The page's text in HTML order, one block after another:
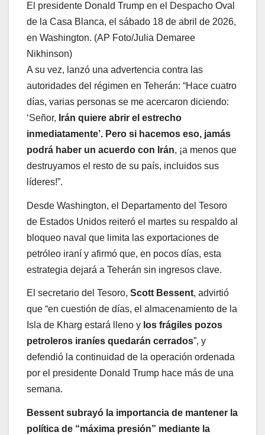
El presidente Donald Trump en el Despacho Oval
de la Casa Blanca, el sábado 18 de abril de 2026,
en Washington. (AP Foto/Julia Demaree
Nikhinson)
A su vez, lanzó una advertencia contra las
autoridades del régimen en Teherán: “Hace cuatro
días, varias personas se me acercaron diciendo:
‘Señor, Irán quiere abrir el estrecho
inmediatamente’. Pero si hacemos eso, jamás
podrá haber un acuerdo con Irán, ¡a menos que
destruyamos el resto de su país, incluidos sus
líderes!”.
Desde Washington, el Departamento del Tesoro
de Estados Unidos reiteró el martes su respaldo al
bloqueo naval que limita las exportaciones de
petróleo iraní y afirmó que, en pocos días, esta
estrategia dejará a Teherán sin ingresos clave.
El secretario del Tesoro, Scott Bessent, advirtió
que “en cuestión de días, el almacenamiento de la
Isla de Kharg estará lleno y los frágiles pozos
petroleros iraníes quedarán cerrados”, y
defendió la continuidad de la operación ordenada
por el presidente Donald Trump hace más de una
semana.
Bessent subrayó la importancia de mantener la
política de “máxima presión” mediante la